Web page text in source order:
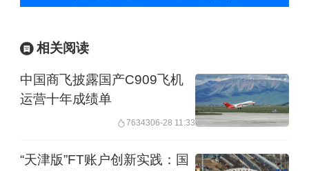
拉尔、格尔木、嘉峪关、南通、长沙、
行自然结冰试飞。
未来几年，中国商飞公司将联合中国航
空工业集团等，以山东东营与陕西阎良
相关阅读
中国商飞披露国产C909飞机
运营十年成绩单
7634306-28 11:33
“天津版”FT账户创新实践：国